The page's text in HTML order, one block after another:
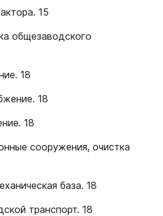
15
общезаводского
18
18
18
сооружения, очистка
база. 18
транспорт. 18